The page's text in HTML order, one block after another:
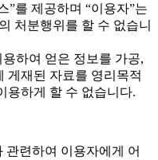
”를 제공하며 “이용자”는
처분행위를 할 수 없습니
하여 얻은 정보를 가공,
게재된 자료를 영리목적
용하게 할 수 없습니다.
련하여 이용자에게 어